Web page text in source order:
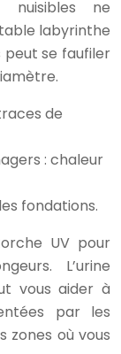
ne
labyrinthe
peut se faufiler
de
: chaleur
fondations.
UV pour
L’urine
vous aider à
par les
zones où vous